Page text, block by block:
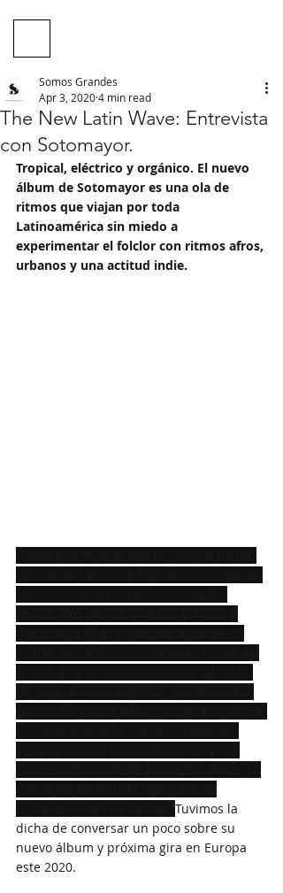
The New Latin Wave: Entrevista
con Sotomayor.
Somos Grandes
Apr 3, 20204 min read
Tropical, eléctrico y orgánico. El nuevo
álbum de Sotomayor es una ola de
ritmos que viajan por toda
Latinoamérica sin miedo a
experimentar el folclor con ritmos afros,
urbanos y una actitud indie.
Tuvimos la
dicha de conversar un poco sobre su
nuevo álbum y próxima gira en Europa
este 2020.